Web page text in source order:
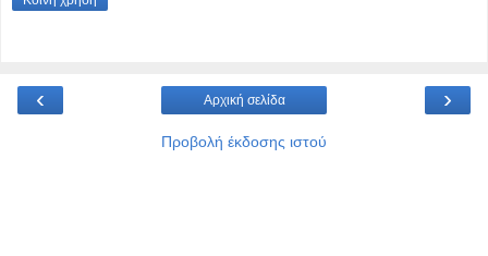
‹ ›
Αρχική σελίδα
Προβολή έκδοσης ιστού